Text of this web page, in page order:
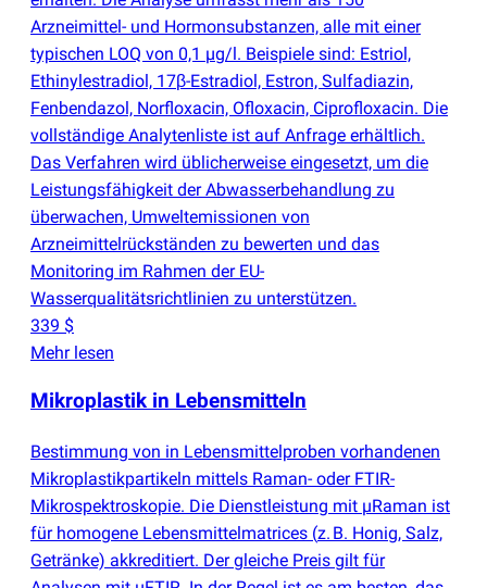
Arzneimittel- und Hormonsubstanzen, alle mit einer
typischen LOQ von 0,1 µg/l. Beispiele sind: Estriol,
Ethinylestradiol, 17β-Estradiol, Estron, Sulfadiazin,
Fenbendazol, Norfloxacin, Ofloxacin, Ciprofloxacin. Die
vollständige Analytenliste ist auf Anfrage erhältlich.
Das Verfahren wird üblicherweise eingesetzt, um die
Leistungsfähigkeit der Abwasserbehandlung zu
überwachen, Umweltemissionen von
Arzneimittelrückständen zu bewerten und das
Monitoring im Rahmen der EU-
Wasserqualitätsrichtlinien zu unterstützen.
339 $
Mehr lesen
Mikroplastik in Lebensmitteln
Bestimmung von in Lebensmittelproben vorhandenen
Mikroplastikpartikeln mittels Raman- oder FTIR-
Mikrospektroskopie. Die Dienstleistung mit µRaman ist
für homogene Lebensmittelmatrices (z. B. Honig, Salz,
Getränke) akkreditiert. Der gleiche Preis gilt für